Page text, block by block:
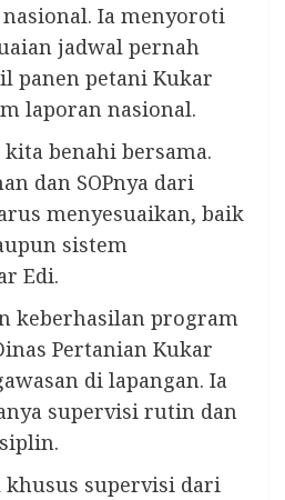
Ia menyoroti
jadwal pernah
panen petani Kukar
laporan nasional.
benahi bersama.
dan SOPnya dari
menyesuaikan, baik
sistem
Edi.
keberhasilan program
Pertanian Kukar
di lapangan. Ia
supervisi rutin dan
khusus supervisi dari